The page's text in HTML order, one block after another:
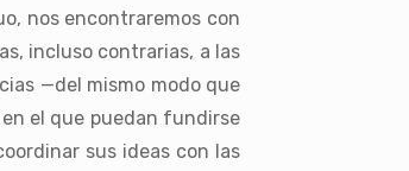
nos encontraremos con
incluso contrarias, a las
—del mismo modo que
el que puedan fundirse
sus ideas con las